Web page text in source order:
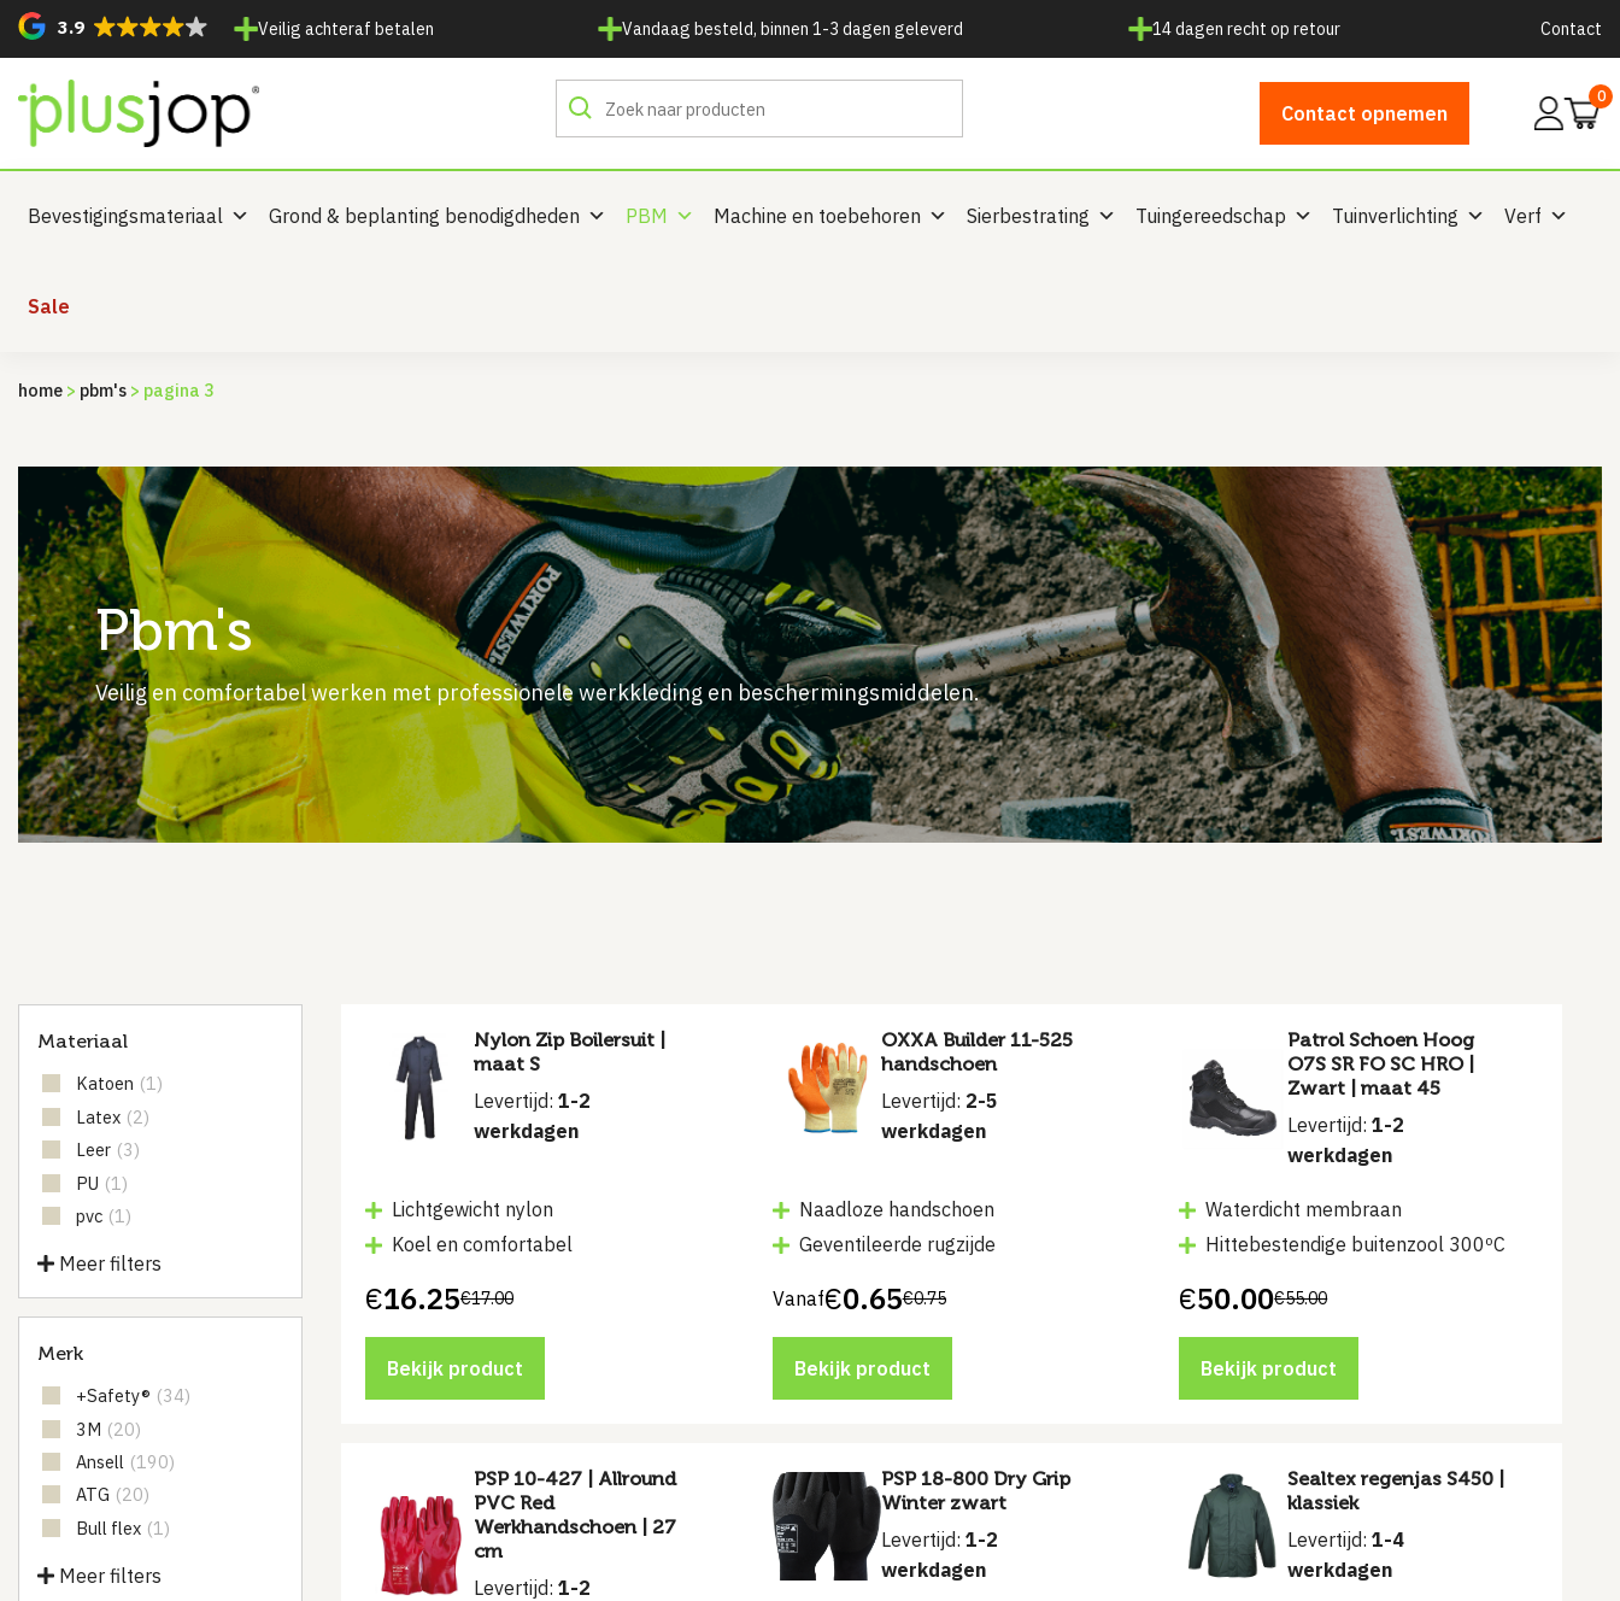
3.9 Veilig achteraf betalen Vandaag besteld, binnen 1-3 dagen geleverd 14 dagen recht op retour Contact
Contact opnemen
Mijn
0
Bevestigingsmateriaal Grond & beplanting benodigdheden PBM Machine en toebehoren Sierbestrating Tuingereedschap Tuinverlichting Verf
Sale
home > pbm's > pagina 3
pbm's
Veilig en comfortabel werken met professionele werkkleding en beschermingsmiddelen.
Materiaal
Katoen (1)
Latex (2)
Leer (3)
PU (1)
pvc (1)
Meer filters
Merk
+Safety® (34)
3M (20)
Ansell (190)
ATG (20)
Bull flex (1)
Meer filters
Nylon Zip Boilersuit |
maat S
Levertijd: 1-2
werkdagen
Lichtgewicht nylon
Koel en comfortabel
€17.00
Oorspronkelijke
was:
€17.00.
€16.25
Huidige
is:
€16.25.
Bekijk product
OXXA Builder 11-525
handschoen
Levertijd: 2-5
werkdagen
Naadloze handschoen
Geventileerde rugzijde
Vanaf €0.75
€0.65
Bekijk product
Patrol Schoen Hoog
O7S SR FO SC HRO |
Zwart | maat 45
Levertijd:1-2
werkdagen
Waterdicht membraan
Hittebestendige buitenzool 300ºC‎
€55.00
Oorspronkelijke
was:
€55.00.
€50.00
Huidige
is:
€50.00.
Bekijk product
PSP 10-427 | Allround
PVC Red
Werkhandschoen | 27
cm
Levertijd: 1-2
PSP 18-800 Dry Grip
Winter zwart
Levertijd: 1-2
werkdagen
Sealtex regenjas S450 |
klassiek
Levertijd:1-4
werkdagen